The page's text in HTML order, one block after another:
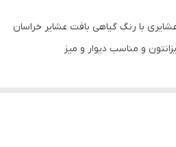
با رنگ گیاهی بافت عشایر خراسان
و مناسب دیوار و میز